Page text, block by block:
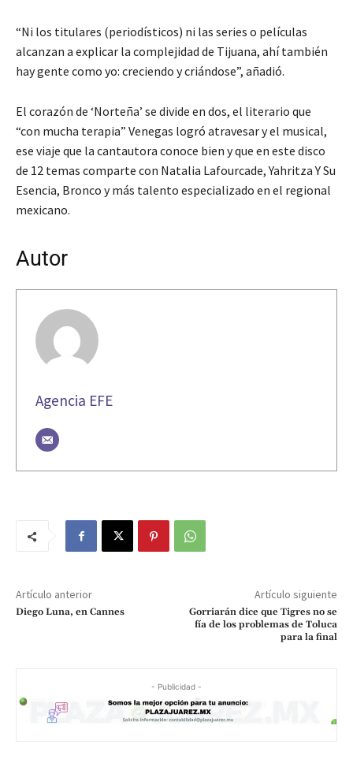
“Ni los titulares (periodísticos) ni las series o películas
alcanzan a explicar la complejidad de Tijuana, ahí también
hay gente como yo: creciendo y criándose”, añadió.
El corazón de ‘Norteña’ se divide en dos, el literario que
“con mucha terapia” Venegas logró atravesar y el musical,
ese viaje que la cantautora conoce bien y que en este disco
de 12 temas comparte con Natalia Lafourcade, Yahritza Y Su
Esencia, Bronco y más talento especializado en el regional
mexicano.
Autor
Agencia EFE
Artículo anterior
Diego Luna, en Cannes
Artículo siguiente
Gorriarán dice que Tigres no se
fía de los problemas de Toluca
para la final
- Publicidad -